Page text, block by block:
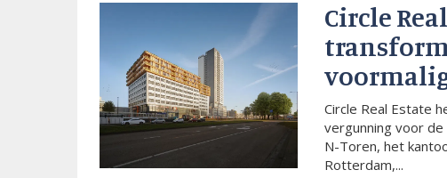
Circle
Circle Real Estate
vergunning voor
N-Toren, het
Rotterdam,...